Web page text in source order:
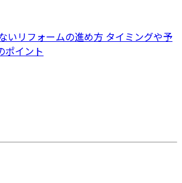
いリフォームの進め方 タイミングや予
ポイント